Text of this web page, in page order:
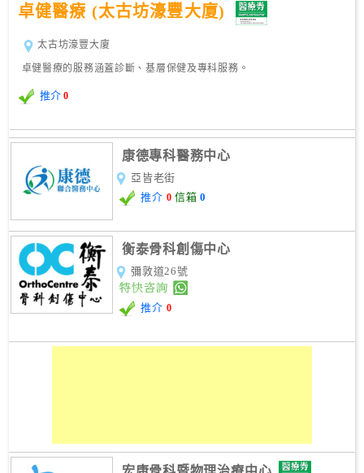
卓健醫療 (太古坊濠豐大廈)
太古坊濠豐大廈
卓健醫療的服務涵蓋診斷、基層保健及專科服務。
推介 0
康德專科醫務中心
亞皆老街
推介 0 信箱 0
衡泰骨科創傷中心
彌敦道26號
推介 0